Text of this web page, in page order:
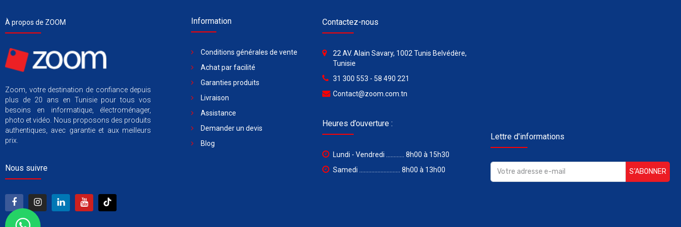
À propos de ZOOM
Zoom, votre destination de confiance depuis
plus de 20 ans en Tunisie pour tous vos
besoins en informatique, électroménager,
photo et vidéo. Nous proposons des produits
authentiques, avec garantie et aux meilleurs
prix.
Nous suivre
Information
Conditions générales de vente
Achat par facilité
Garanties produits
Livraison
Assistance
Demander un devis
Blog
Contactez-nous
22 AV. Alain Savary, 1002 Tunis Belvédère,
Tunisie
31 300 553 - 58 490 221
Contact@zoom.com.tn
Heures d’ouverture :
Lundi - Vendredi ............ 8h00 à 15h30
Samedi ........................... 8h00 à 13h00
Lettre d'informations
S’ABONNER